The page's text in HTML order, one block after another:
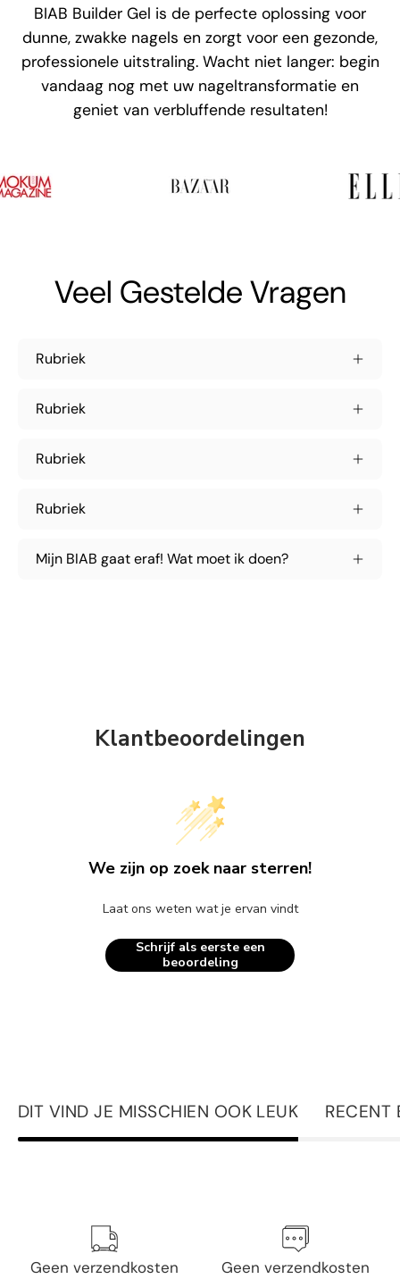
BIAB Builder Gel is de perfecte oplossing voor
dunne, zwakke nagels en zorgt voor een gezonde,
professionele uitstraling. Wacht niet langer: begin
vandaag nog met uw nageltransformatie en
geniet van verbluffende resultaten!
Veel Gestelde Vragen
Rubriek
Rubriek
Rubriek
Rubriek
Mijn BIAB gaat eraf! Wat moet ik doen?
Klantbeoordelingen
We zijn op zoek naar sterren!
Laat ons weten wat je ervan vindt
Schrijf als eerste een
beoordeling
DIT VIND JE MISSCHIEN OOK LEUK RECENT
Geen verzendkosten Geen verzendkosten